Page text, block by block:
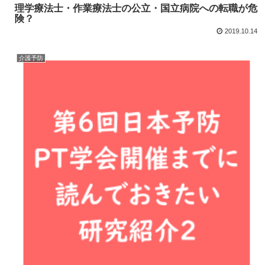
理学療法士・作業療法士の公立・国立病院への転職が危
険？
2019.10.14
介護予防